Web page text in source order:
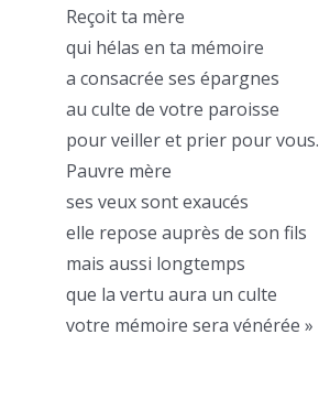
Reçoit ta mère
qui hélas en ta mémoire
a consacrée ses épargnes
au culte de votre paroisse
pour veiller et prier pour vous.
Pauvre mère
ses veux sont exaucés
elle repose auprès de son fils
mais aussi longtemps
que la vertu aura un culte
votre mémoire sera vénérée »